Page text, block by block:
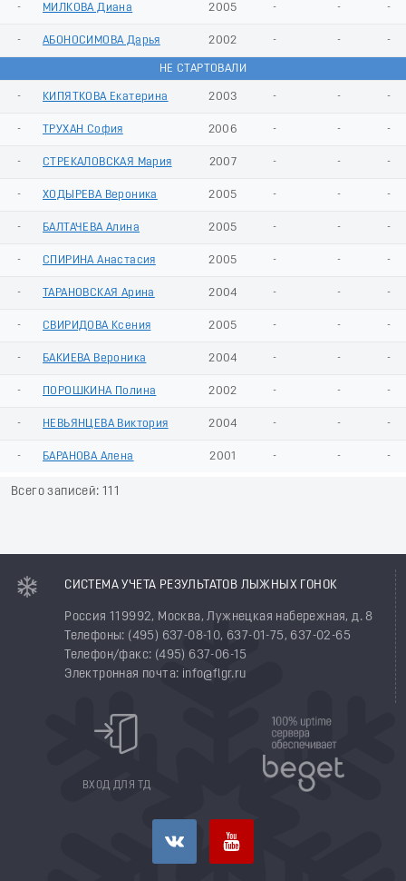
- МИЛКОВА Диана 2005 - - -
- АБОНОСИМОВА Дарья 2002 - - -
НЕ СТАРТОВАЛИ
- КИПЯТКОВА Екатерина 2003 - - -
- ТРУХАН София 2006 - - -
- СТРЕКАЛОВСКАЯ Мария 2007 - - -
- ХОДЫРЕВА Вероника 2005 - - -
- БАЛТАЧЕВА Алина 2005 - - -
- СПИРИНА Анастасия 2005 - - -
- ТАРАНОВСКАЯ Арина 2004 - - -
- СВИРИДОВА Ксения 2005 - - -
- БАКИЕВА Вероника 2004 - - -
- ПОРОШКИНА Полина 2002 - - -
- НЕВЬЯНЦЕВА Виктория 2004 - - -
- БАРАНОВА Алена 2001 - - -
Всего записей: 111
СИСТЕМА УЧЕТА РЕЗУЛЬТАТОВ ЛЫЖНЫХ ГОНОК
Россия 119992, Москва, Лужнецкая набережная, д. 8
Телефоны: (495) 637-08-10, 637-01-75, 637-02-65
Телефон/факс: (495) 637-06-15
Электронная почта: info@flgr.ru
ВХОД ДЛЯ ТД